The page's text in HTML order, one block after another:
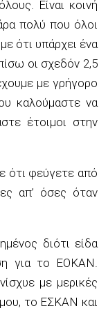
Είναι κοινή
πολύ που όλοι
ότι υπάρχει ένα
οι σχεδόν 2,5
με γρήγορο
καλούμαστε να
έτοιμοι στην
ότι φεύγετε από
απ’ όσες όταν
διότι είδα
για το ΕΟΚΑΝ.
με μερικές
το ΕΣΚΑΝ και